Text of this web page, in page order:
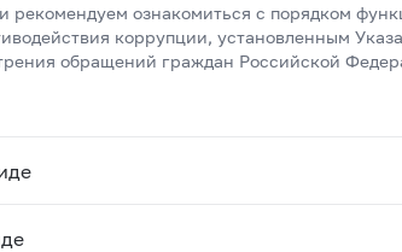
ознакомиться с порядком
коррупции, установленным
обращений граждан Российской